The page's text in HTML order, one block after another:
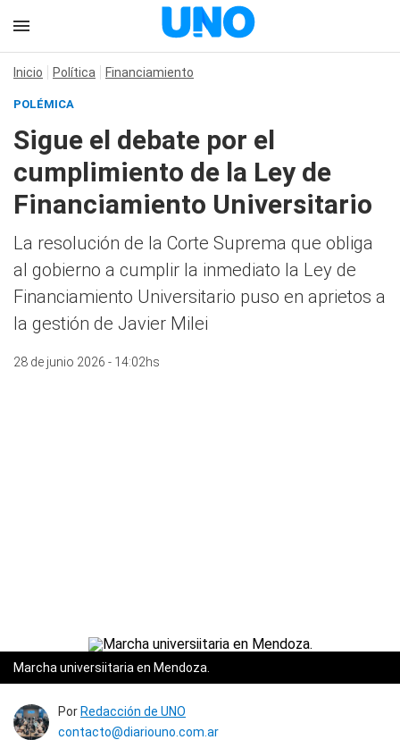
Inicio Política Financiamiento
POLÉMICA
Sigue el debate por el
cumplimiento de la Ley de
Financiamiento Universitario
La resolución de la Corte Suprema que obliga
al gobierno a cumplir la inmediato la Ley de
Financiamiento Universitario puso en aprietos a
la gestión de Javier Milei
28 de junio 2026 - 14:02hs
Marcha universiitaria en Mendoza.
Por Redacción de UNO
contacto@diariouno.com.ar